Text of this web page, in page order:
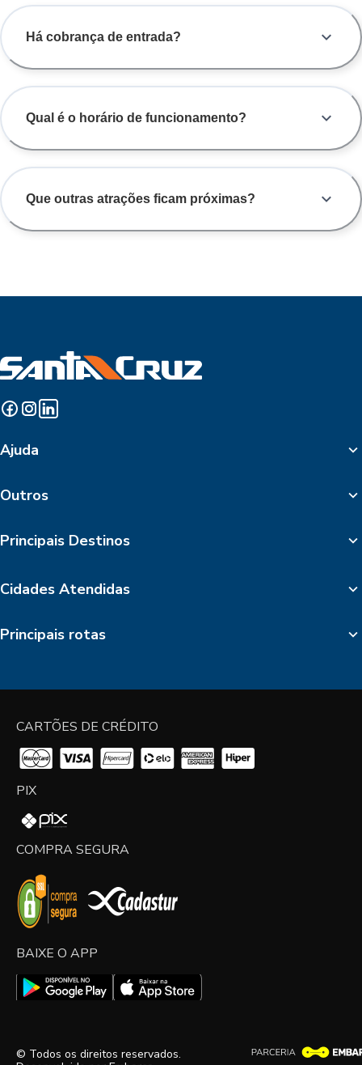
Há cobrança de entrada?
Qual é o horário de funcionamento?
Que outras atrações ficam próximas?
Ajuda
Outros
Principais Destinos
Cidades Atendidas
Principais rotas
CARTÕES DE CRÉDITO
PIX
COMPRA SEGURA
BAIXE O APP
© Todos os direitos reservados.